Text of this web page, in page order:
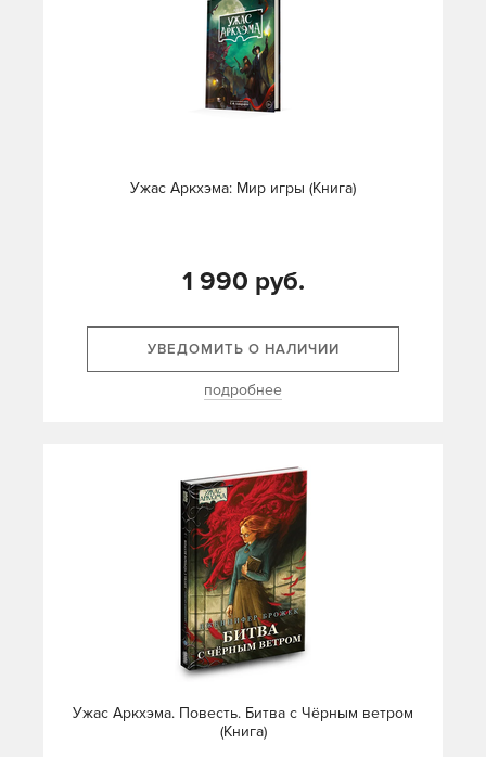
Ужас Аркхэма: Мир игры (Книга)
1 990 руб.
УВЕДОМИТЬ О НАЛИЧИИ
подробнее
Ужас Аркхэма. Повесть. Битва с Чёрным ветром
(Книга)